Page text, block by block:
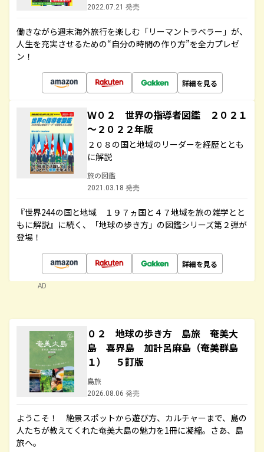
2022.07.21 発売
働きながら週末海外旅行を楽しむ「リーマントラベラー」が、
人生を充実させるための“自分の時間の作り方”を全力プレゼ
ン！
詳細を見る
Ｗ０２ 世界の指導者図鑑 ２０２１
～２０２２年版
２０８の国と地域のリーダーを経歴ととも
に解説
旅の図鑑
2021.03.18 発売
『世界244の国と地域 １９７ヵ国と４７地域を旅の雑学とと
もに解説』に続く、「地球の歩き方」の図鑑シリーズ第２弾が
登場！
詳細を見る
AD
０２ 地球の歩き方 島旅 奄美大
島 喜界島 加計呂麻島（奄美群島
１） ５訂版
島旅
2026.08.06 発売
ようこそ！ 絶景スポットから遊び方、カルチャーまで、島の
人たちが教えてくれた奄美大島の魅力を1冊に凝縮。さあ、島
旅へ。